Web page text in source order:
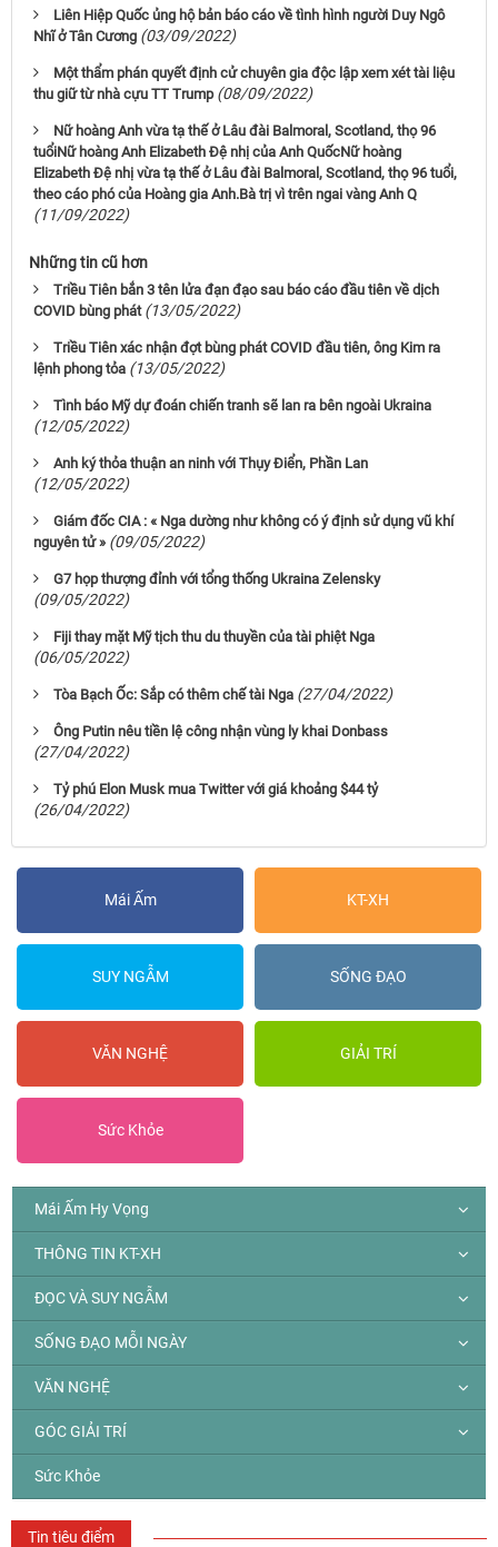
Liên Hiệp Quốc ủng hộ bản báo cáo về tình hình người Duy Ngô
Nhĩ ở Tân Cương (03/09/2022)
Một thẩm phán quyết định cử chuyên gia độc lập xem xét tài liệu
thu giữ từ nhà cựu TT Trump (08/09/2022)
Nữ hoàng Anh vừa tạ thế ở Lâu đài Balmoral, Scotland, thọ 96
tuổiNữ hoàng Anh Elizabeth Đệ nhị của Anh QuốcNữ hoàng
Elizabeth Đệ nhị vừa tạ thế ở Lâu đài Balmoral, Scotland, thọ 96 tuổi,
theo cáo phó của Hoàng gia Anh.Bà trị vì trên ngai vàng Anh Q
(11/09/2022)
Những tin cũ hơn
Triều Tiên bắn 3 tên lửa đạn đạo sau báo cáo đầu tiên về dịch
COVID bùng phát (13/05/2022)
Triều Tiên xác nhận đợt bùng phát COVID đầu tiên, ông Kim ra
lệnh phong tỏa (13/05/2022)
Tình báo Mỹ dự đoán chiến tranh sẽ lan ra bên ngoài Ukraina
(12/05/2022)
Anh ký thỏa thuận an ninh với Thụy Điển, Phần Lan
(12/05/2022)
Giám đốc CIA : « Nga dường như không có ý định sử dụng vũ khí
nguyên tử » (09/05/2022)
G7 họp thượng đỉnh với tổng thống Ukraina Zelensky
(09/05/2022)
Fiji thay mặt Mỹ tịch thu du thuyền của tài phiệt Nga
(06/05/2022)
Tòa Bạch Ốc: Sắp có thêm chế tài Nga (27/04/2022)
Ông Putin nêu tiền lệ công nhận vùng ly khai Donbass
(27/04/2022)
Tỷ phú Elon Musk mua Twitter với giá khoảng $44 tỷ
(26/04/2022)
Mái Ấm KT-XH
SUY NGẪM SỐNG ĐẠO
VĂN NGHỆ GIẢI TRÍ
Sức Khỏe
Mái Ấm Hy Vọng
THÔNG TIN KT-XH
ĐỌC VÀ SUY NGẪM
SỐNG ĐẠO MỖI NGÀY
VĂN NGHỆ
GÓC GIẢI TRÍ
Sức Khỏe
Tin tiêu điểm